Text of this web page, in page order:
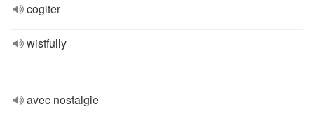
cogiter
wistfully
avec nostalgie